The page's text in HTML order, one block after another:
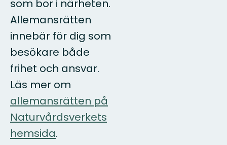
som bor i närheten.
Allemansrätten
innebär för dig som
besökare både
frihet och ansvar.
Läs mer om
allemansrätten på
Naturvårdsverkets
hemsida.